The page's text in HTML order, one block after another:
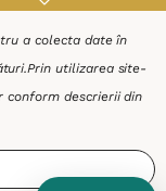
a colecta date în
Prin utilizarea site-
conform descrierii din